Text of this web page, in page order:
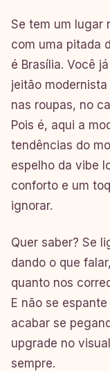
Se tem um lugar
com uma pitada
é Brasília. Você
jeitão
nas roupas, no
Pois é, aqui a
tendências do
espelho da vibe
conforto e um
ignorar.
Quer saber? Se
dando o que
quanto nos
E não se
acabar se
upgrade no
sempre.